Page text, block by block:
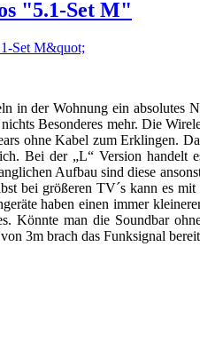
"5.1-Set M"
in der Wohnung ein absolutes
Besonderes mehr. Die
ohne Kabel zum Erklingen.
Bei der „L“ Version handelt
Aufbau sind diese
bei größeren TV´s kann es
haben einen immer
Könnte man die Soundbar
3m brach das Funksignal